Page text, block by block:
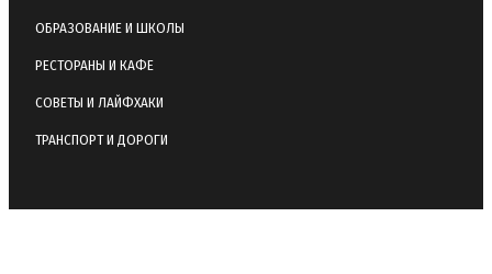
ОБРАЗОВАНИЕ И ШКОЛЫ
РЕСТОРАНЫ И КАФЕ
СОВЕТЫ И ЛАЙФХАКИ
ТРАНСПОРТ И ДОРОГИ